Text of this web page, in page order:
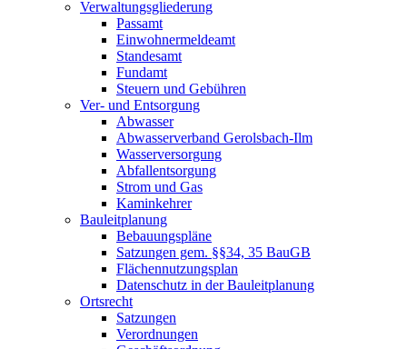
Verwaltungsgliederung
Passamt
Einwohnermeldeamt
Standesamt
Fundamt
Steuern und Gebühren
Ver- und Entsorgung
Abwasser
Abwasserverband Gerolsbach-Ilm
Wasserversorgung
Abfallentsorgung
Strom und Gas
Kaminkehrer
Bauleitplanung
Bebauungspläne
Satzungen gem. §§34, 35 BauGB
Flächennutzungsplan
Datenschutz in der Bauleitplanung
Ortsrecht
Satzungen
Verordnungen